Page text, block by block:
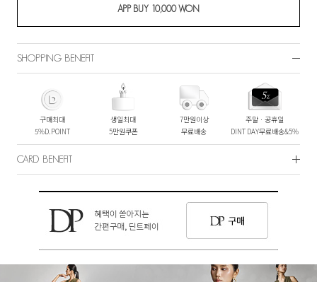
SHOPPING BENEFIT
구매최대
5%D.POINT
생일최대
5만원쿠폰
7만원이상
무료배송
주말ㆍ공휴일
DINT DAY무료배송&5%
CARD BENEFIT